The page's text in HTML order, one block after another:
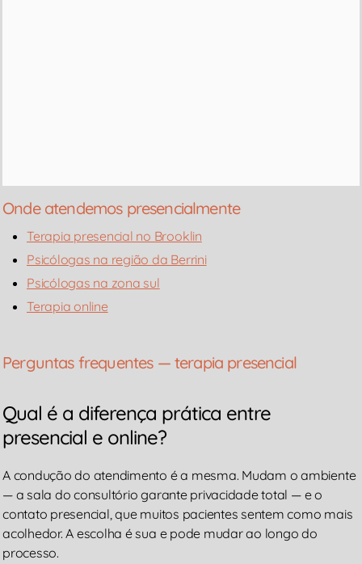
Onde atendemos presencialmente
Terapia presencial no Brooklin
Psicólogas na região da Berrini
Psicólogas na zona sul
Terapia online
Perguntas frequentes — terapia presencial
Qual é a diferença prática entre
presencial e online?
A condução do atendimento é a mesma. Mudam o ambiente
— a sala do consultório garante privacidade total — e o
contato presencial, que muitos pacientes sentem como mais
acolhedor. A escolha é sua e pode mudar ao longo do
processo.